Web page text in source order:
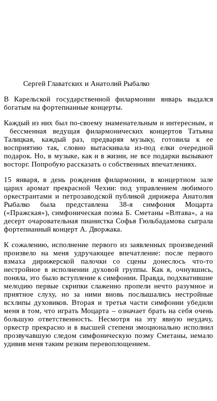
Сергей Главатских и Анатолий Рыбалко
В Карельской государственной филармонии январь выдался
богатым на фортепианные концерты.
Каждый из них был по-своему знаменательным и интересным, и
бессменная ведущая филармонических концертов Татьяна
Талицкая, каждый раз, предваряя музыку, готовила к ее
восприятию так, словно вытаскивала из-под елки очередной
подарок. Но, в музыке, как и в жизни, не все подарки вызывают
восторг. Попробую рассказать о собственных впечатлениях.
15 января, в день рождения филармонии, в концертном зале
царил аромат прекрасной Чехии: под управлением любимого
оркестрантами и петрозаводской публикой дирижера Анатолия
Рыбалко была представлена 38-я симфония Моцарта
(«Пражская»), симфоническая поэма Б. Сметаны «Влтава», а на
десерт очаровательная пианистка Софья Гюльбадамова сыграла
фортепианный концерт А. Дворжака.
К сожалению, исполнение первого из заявленных произведений
произвело на меня удручающее впечатление: после первого
взмаха дирижерской палочки со сцены донеслось что-то
нестройное в исполнении духовой группы. Как я, очнувшись,
поняла, это было вступление к симфонии. Правда, подхватившие
мелодию первые скрипки слаженно пропели нечто разумное и
приятное слуху, но за ними вновь послышались нестройные
всхлипы духовиков. Вторая и третья части симфонии убедили
меня в том, что играть Моцарта – означает брать на себя очень
большую ответственность. Несмотря на эту явную неудачу,
оркестр прекрасно и в высшей степени эмоционально исполнил
прозвучавшую следом симфоническую поэму Сметаны, немало
удивив меня таким резким перевоплощением.